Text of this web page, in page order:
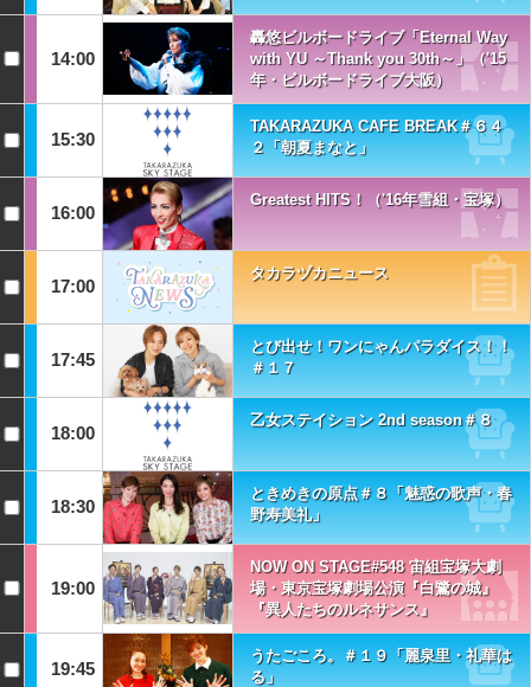
14:00
轟悠ビルボードライブ「Eternal Way
with YU ～Thank you 30th～」（'15
年・ビルボードライブ大阪）
15:30
TAKARAZUKA CAFE BREAK＃６４
２「朝夏まなと」
16:00
Greatest HITS！（'16年雪組・宝塚）
17:00
タカラヅカニュース
17:45
とび出せ！ワンにゃんパラダイス！！
＃１７
18:00
乙女ステイション 2nd season＃８
18:30
ときめきの原点＃８「魅惑の歌声・春
野寿美礼」
19:00
NOW ON STAGE#548 宙組宝塚大劇
場・東京宝塚劇場公演『白鷺の城』
『異人たちのルネサンス』
19:45
うたごころ。＃１９「麗泉里・礼華は
る」